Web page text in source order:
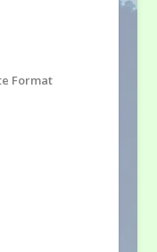
Format